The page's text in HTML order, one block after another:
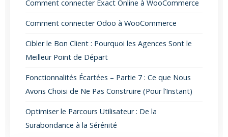
Comment connecter Exact Online à WooCommerce
Comment connecter Odoo à WooCommerce
Cibler le Bon Client : Pourquoi les Agences Sont le
Meilleur Point de Départ
Fonctionnalités Écartées – Partie 7 : Ce que Nous
Avons Choisi de Ne Pas Construire (Pour l’Instant)
Optimiser le Parcours Utilisateur : De la
Surabondance à la Sérénité